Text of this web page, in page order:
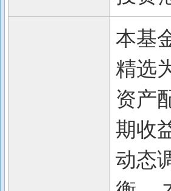
本基
精选
资产
期收
动态